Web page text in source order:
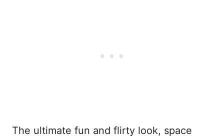
The ultimate fun and flirty look, space